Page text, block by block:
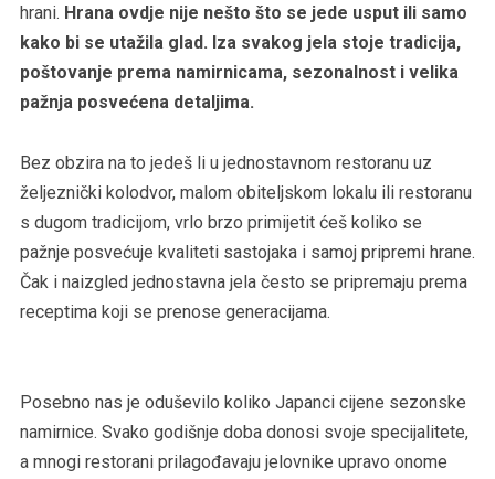
hrani. Hrana ovdje nije nešto što se jede usput ili samo
kako bi se utažila glad. Iza svakog jela stoje tradicija,
poštovanje prema namirnicama, sezonalnost i velika
pažnja posvećena detaljima.
Bez obzira na to jedeš li u jednostavnom restoranu uz
željeznički kolodvor, malom obiteljskom lokalu ili restoranu
s dugom tradicijom, vrlo brzo primijetit ćeš koliko se
pažnje posvećuje kvaliteti sastojaka i samoj pripremi hrane.
Čak i naizgled jednostavna jela često se pripremaju prema
receptima koji se prenose generacijama.
Posebno nas je oduševilo koliko Japanci cijene sezonske
namirnice. Svako godišnje doba donosi svoje specijalitete,
a mnogi restorani prilagođavaju jelovnike upravo onome